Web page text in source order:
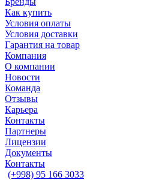
Как купить
Условия оплаты
Условия доставки
Гарантия на товар
Компания
О компании
Новости
Команда
Отзывы
Карьера
Контакты
Партнеры
Лицензии
Документы
Контакты
(+998) 95 166 3033